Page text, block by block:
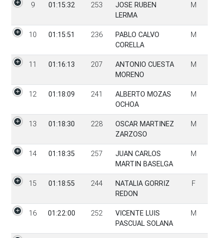
9 01:15:32 253
JOSE RUBEN
LERMA
M
10 01:15:51 236
PABLO CALVO
CORELLA
M
11 01:16:13 207
ANTONIO CUESTA
MORENO
M
12 01:18:09 241
ALBERTO MOZAS
OCHOA
M
13 01:18:30 228
OSCAR MARTINEZ
ZARZOSO
M
14 01:18:35 257
JUAN CARLOS
MARTIN BASELGA
M
15 01:18:55 244
NATALIA GORRIZ
REDON
F
16 01:22:00 252
VICENTE LUIS
PASCUAL SOLANA
M